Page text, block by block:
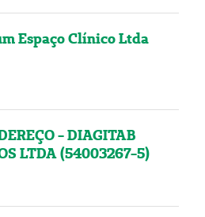
Espaço Clínico Ltda
- DIAGITAB
LTDA (54003267-5)